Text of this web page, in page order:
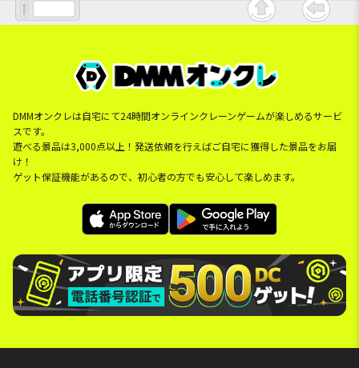
DMMオンクレは自宅にて24時間オンラインクレーンゲームが楽しめるサービ
スです。
遊べる景品は3,000点以上！発送依頼を行えばご自宅に獲得した景品をお届
け！
ゲット保証機能があるので、初心者の方でも安心して楽しめます。